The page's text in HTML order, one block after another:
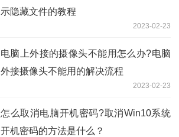
示隐藏文件的教程
2023-02-23
电脑上外接的摄像头不能用怎么办?电脑
外接摄像头不能用的解决流程
2023-02-23
怎么取消电脑开机密码?取消Win10系统
开机密码的方法是什么？